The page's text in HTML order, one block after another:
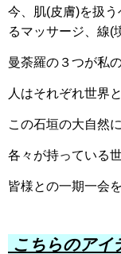
今、肌(皮膚)を扱
るマッサージ、線(
曼荼羅の３つが私
人はそれぞれ世界
この石垣の大自然
各々が持っている
皆様との一期一会
こちらのアイ